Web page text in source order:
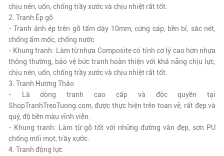
chịu nén, uốn, chống trầy xước và chịu nhiệt rất tốt.
2. Tranh Ép gỗ
- Tranh ảnh ép trên gỗ tấm dày 10mm, cứng cáp, bền bỉ, sắc nét,
chống ẩm mốc, chống nước
- Khung tranh: Làm từ nhựa Composite có tính cơ lý cao hơn nhựa
thông thường, bảo vệ bức tranh hoàn thiện với khả năng chịu lực,
chịu nén, uốn, chống trầy xước và chịu nhiệt rất tốt.
3. Tranh Hương Thảo
- Là dòng tranh cao cấp và độc quyền tại
ShopTranhTreoTuong.com, được thực hiện trên toan vẽ, rất đẹp và
quý, độ bền màu vĩnh viễn.
- Khung tranh: Làm từ gỗ tốt với những đường vân đẹp, sơn PU
chống mối mọt, trầy xước.
4. Tranh động lực